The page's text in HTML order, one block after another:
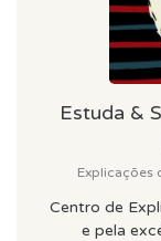
Estuda &
Explicações
Centro de
e pela